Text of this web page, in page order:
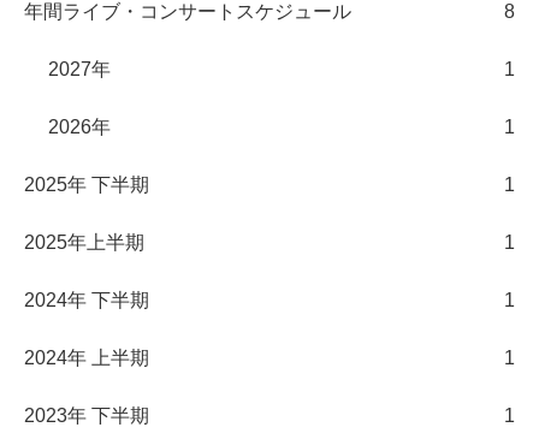
年間ライブ・コンサートスケジュール 8
2027年 1
2026年 1
2025年 下半期 1
2025年上半期 1
2024年 下半期 1
2024年 上半期 1
2023年 下半期 1